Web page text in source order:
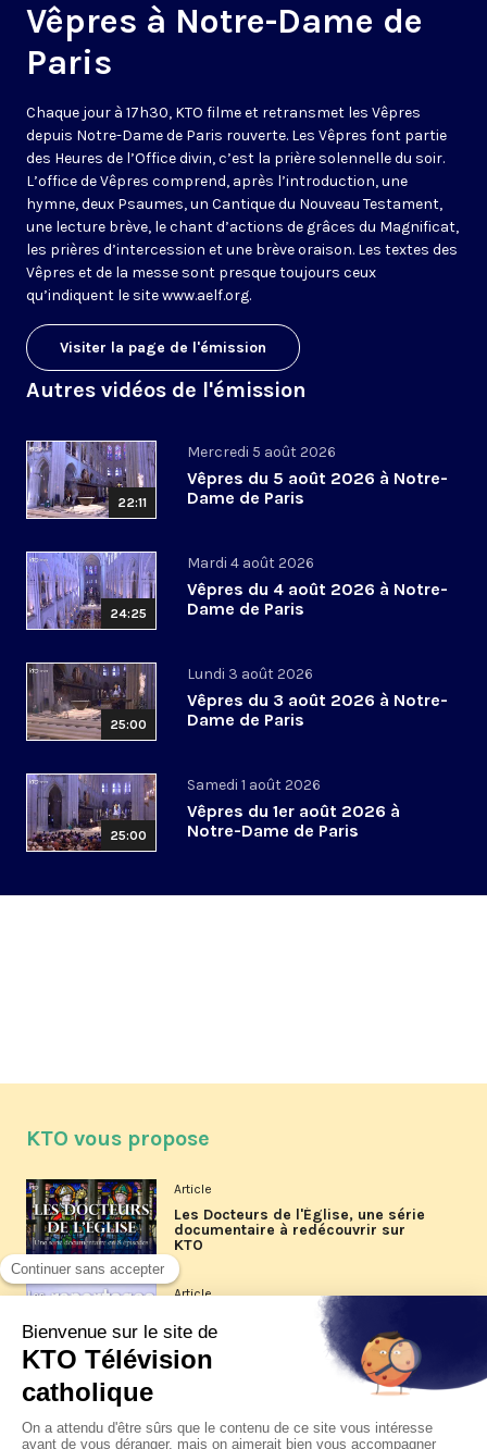
Vêpres à Notre-Dame de
Paris
Chaque jour à 17h30, KTO filme et retransmet les Vêpres
depuis Notre-Dame de Paris rouverte. Les Vêpres font partie
des Heures de l’Office divin, c’est la prière solennelle du soir.
L’office de Vêpres comprend, après l’introduction, une
hymne, deux Psaumes, un Cantique du Nouveau Testament,
une lecture brève, le chant d’actions de grâces du Magnificat,
les prières d’intercession et une brève oraison. Les textes des
Vêpres et de la messe sont presque toujours ceux
qu’indiquent le sitewww.aelf.org.
Visiter la page de l'émission
Autres vidéos de l'émission
22:11
Mercredi 5 août 2026
Vêpres du 5 août 2026 à Notre-
Dame de Paris
24:25
Mardi 4 août 2026
Vêpres du 4 août 2026 à Notre-
Dame de Paris
25:00
Lundi 3 août 2026
Vêpres du 3 août 2026 à Notre-
Dame de Paris
25:00
Samedi 1 août 2026
Vêpres du 1er août 2026 à
Notre-Dame de Paris
KTO vous propose
Article
Les Docteurs de l'Église, une série
documentaire à redécouvrir sur
KTO
Article
Les reportages d'été 2026 de KTO
La visite pastorale du pape Léon
XIV à Assise à suivre sur KTO le